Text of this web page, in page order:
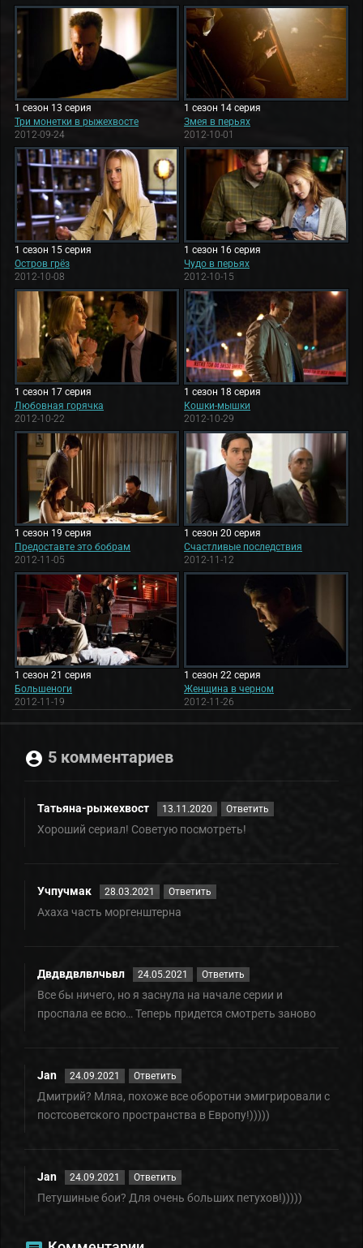
1 сезон 13 серия
Три монетки в рыжехвосте
2012-09-24
1 сезон 14 серия
Змея в перьях
2012-10-01
1 сезон 15 серия
Остров грёз
2012-10-08
1 сезон 16 серия
Чудо в перьях
2012-10-15
1 сезон 17 серия
Любовная горячка
2012-10-22
1 сезон 18 серия
Кошки-мышки
2012-10-29
1 сезон 19 серия
Предоставте это бобрам
2012-11-05
1 сезон 20 серия
Счастливые последствия
2012-11-12
1 сезон 21 серия
Большеноги
2012-11-19
1 сезон 22 серия
Женщина в черном
2012-11-26
5 комментариев
Татьяна-рыжехвост 13.11.2020 Ответить
Хороший сериал! Советую посмотреть!
Учпучмак 28.03.2021 Ответить
Ахаха часть моргенштерна
Двдвдвлвлчьвл 24.05.2021 Ответить
Все бы ничего, но я заснула на начале серии и
проспала ее всю… Теперь придется смотреть заново
Jan 24.09.2021 Ответить
Дмитрий? Мляа, похоже все оборотни эмигрировали с
постсоветского пространства в Европу!)))))
Jan 24.09.2021 Ответить
Петушиные бои? Для очень больших петухов!)))))